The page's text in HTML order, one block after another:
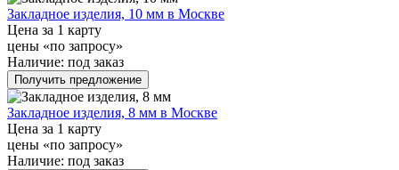
Закладное изделия, 10 мм в Москве
Цена за 1 карту
цены «по запросу»
Наличие: под заказ
Получить предложение
Закладное изделия, 8 мм в Москве
Цена за 1 карту
цены «по запросу»
Наличие: под заказ